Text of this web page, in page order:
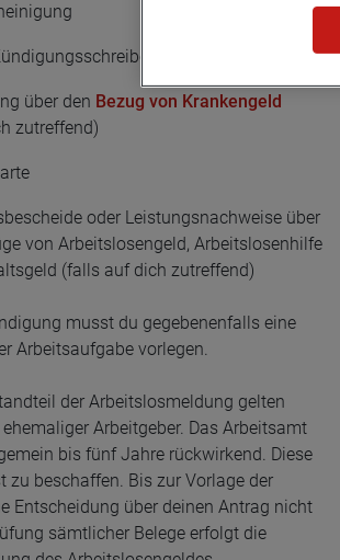
über den Bezug von Krankengeld
zutreffend)
oder Leistungsnachweise über
von Arbeitslosengeld, Arbeitslosenhilfe
(falls auf dich zutreffend)
musst du gegebenenfalls eine
Arbeitsaufgabe vorlegen.
der Arbeitslosmeldung gelten
Arbeitgeber. Das Arbeitsamt
bis fünf Jahre rückwirkend. Diese
zu beschaffen. Bis zur Vorlage der
Entscheidung über deinen Antrag nicht
sämtlicher Belege erfolgt die